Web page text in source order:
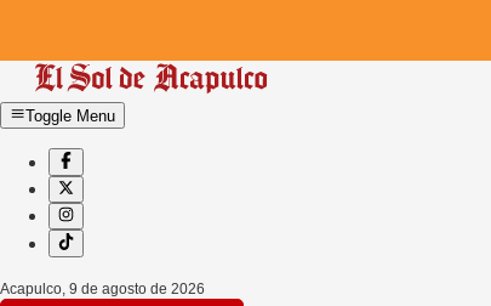
Toggle Menu
Acapulco 9 de agosto de 2026